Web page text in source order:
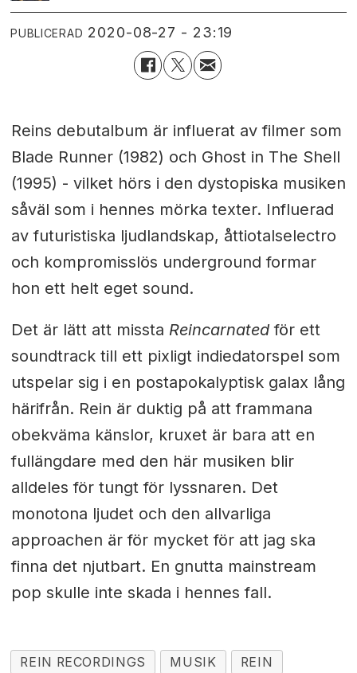
PUBLICERAD 2020-08-27 - 23:19
Reins debutalbum är influerat av filmer som
Blade Runner (1982) och Ghost in The Shell
(1995) - vilket hörs i den dystopiska musiken
såväl som i hennes mörka texter. Influerad
av futuristiska ljudlandskap, åttiotalselectro
och kompromisslös underground formar
hon ett helt eget sound.
Det är lätt att missta Reincarnatedför ett
soundtrack till ett pixligt indiedatorspel som
utspelar sig i en postapokalyptisk galax lång
härifrån. Rein är duktig på att frammana
obekväma känslor, kruxet är bara att en
fullängdare med den här musiken blir
alldeles för tungt för lyssnaren. Det
monotona ljudet och den allvarliga
approachen är för mycket för att jag ska
finna det njutbart. En gnutta mainstream
pop skulle inte skada i hennes fall.
REIN RECORDINGS MUSIK
REIN